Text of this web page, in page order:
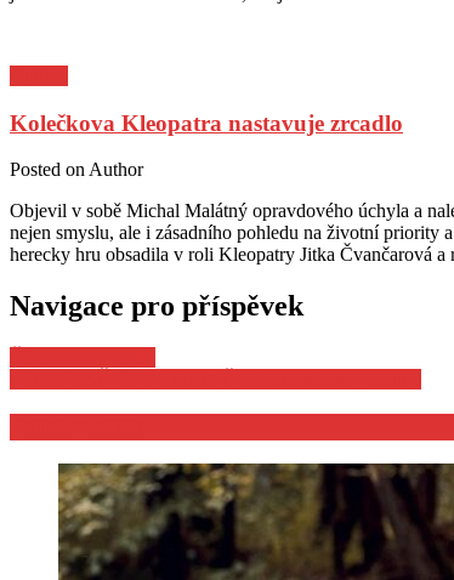
Kolečkova Kleopatra nastavuje zrcadlo
Posted on Author
Objevil v sobě Michal Malátný opravdového úchyla a
nejen smyslu, ale i zásadního pohledu na životní priority
herecky hru obsadila v roli Kleopatry Jitka Čvančarová
Navigace pro příspěvek